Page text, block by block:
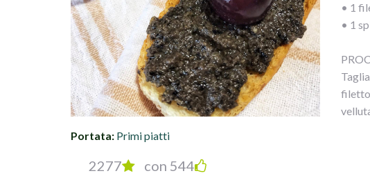
Portata: Primi piatti
2277 con 544
• 1
• 1
filetto